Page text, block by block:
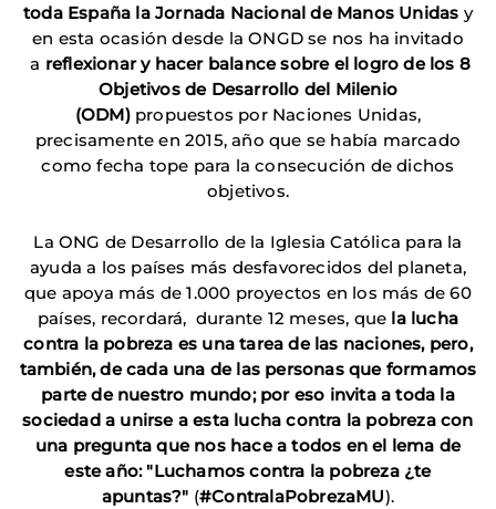
toda España la Jornada Nacional de Manos Unidas y
en esta ocasión desde la ONGD se nos ha invitado
a reflexionar y hacer balance sobre el logro de los 8
Objetivos de Desarrollo del Milenio
(ODM) propuestos por Naciones Unidas,
precisamente en 2015, año que se había marcado
como fecha tope para la consecución de dichos
objetivos.
La ONG de Desarrollo de la Iglesia Católica para la
ayuda a los países más desfavorecidos del planeta,
que apoya más de 1.000 proyectos en los más de 60
países, recordará, durante 12 meses, que la lucha
contra la pobreza es una tarea de las naciones, pero,
también, de cada una de las personas que formamos
parte de nuestro mundo; por eso invita a toda la
sociedad a unirse a esta lucha contra la pobreza con
una pregunta que nos hace a todos en el lema de
este año: "Luchamos contra la pobreza ¿te
apuntas?" (#ContralaPobrezaMU).